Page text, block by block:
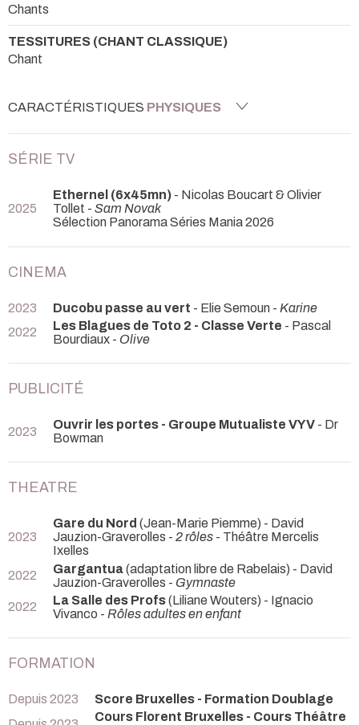
Chants
TESSITURES (CHANT CLASSIQUE)
Chant
CARACTÉRISTIQUES PHYSIQUES
SÉRIE TV
2025
Ethernel (6x45mn) - Nicolas Boucart & Olivier
Tollet - Sam Novak
Sélection Panorama Séries Mania 2026
CINEMA
2023 Ducobu passe au vert - Elie Semoun - Karine
2022
Les Blagues de Toto 2 - Classe Verte - Pascal
Bourdiaux - Olive
PUBLICITÉ
2023 Ouvrir les portes - Groupe Mutualiste VYV - Dr
Bowman
THEATRE
2023
Gare du Nord (Jean-Marie Piemme) - David
Jauzion-Graverolles - 2 rôles - Théâtre Mercelis
Ixelles
2022
Gargantua(adaptation libre de Rabelais) - David
Jauzion-Graverolles - Gymnaste
2022
La Salle des Profs(Liliane Wouters) - Ignacio
Vivanco - Rôles adultes en enfant
FORMATION
Depuis 2023
Score Bruxelles - Formation Doublage
Cours Florent Bruxelles - Cours Théâtre